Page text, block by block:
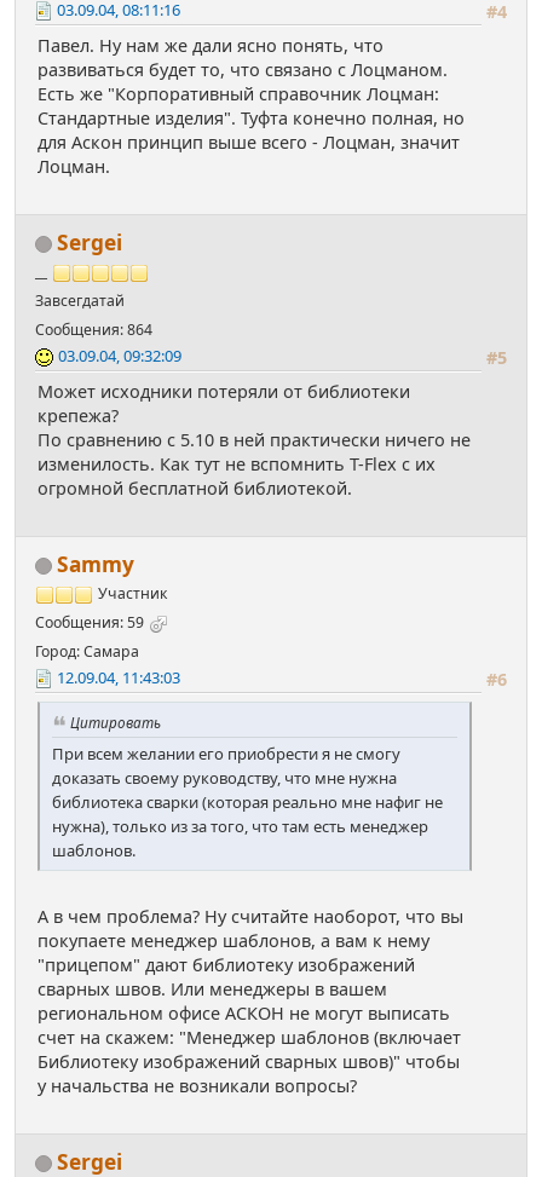
#4
03.09.04, 08:11:16
Павел. Ну нам же дали ясно понять, что
развиваться будет то, что связано с Лоцманом.
Есть же "Корпоративный справочник Лоцман:
Стандартные изделия". Туфта конечно полная, но
для Аскон принцип выше всего - Лоцман, значит
Лоцман.
Sergei
Завсегдатай
Сообщения: 864
#5
03.09.04, 09:32:09
Может исходники потеряли от библиотеки
крепежа?
По сравнению с 5.10 в ней практически ничего не
изменилость. Как тут не вспомнить T-Flex с их
огромной бесплатной библиотекой.
Sammy
Участник
Сообщения: 59
Город: Самара
#6
12.09.04, 11:43:03
Цитировать
При всем желании его приобрести я не смогу
доказать своему руководству, что мне нужна
библиотека сварки (которая реально мне нафиг не
нужна), только из за того, что там есть менеджер
шаблонов.
А в чем проблема? Ну считайте наоборот, что вы
покупаете менеджер шаблонов, а вам к нему
"прицепом" дают библиотеку изображений
сварных швов. Или менеджеры в вашем
региональном офисе АСКОН не могут выписать
счет на скажем: "Менеджер шаблонов (включает
Библиотеку изображений сварных швов)" чтобы
у начальства не возникали вопросы?
Sergei